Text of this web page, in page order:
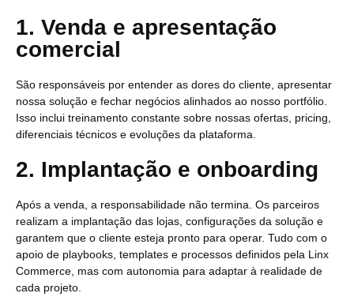
1. Venda e apresentação
comercial
São responsáveis por entender as dores do cliente, apresentar
nossa solução e fechar negócios alinhados ao nosso portfólio.
Isso inclui treinamento constante sobre nossas ofertas, pricing,
diferenciais técnicos e evoluções da plataforma.
2. Implantação e onboarding
Após a venda, a responsabilidade não termina. Os parceiros
realizam a implantação das lojas, configurações da solução e
garantem que o cliente esteja pronto para operar. Tudo com o
apoio de playbooks, templates e processos definidos pela Linx
Commerce, mas com autonomia para adaptar à realidade de
cada projeto.